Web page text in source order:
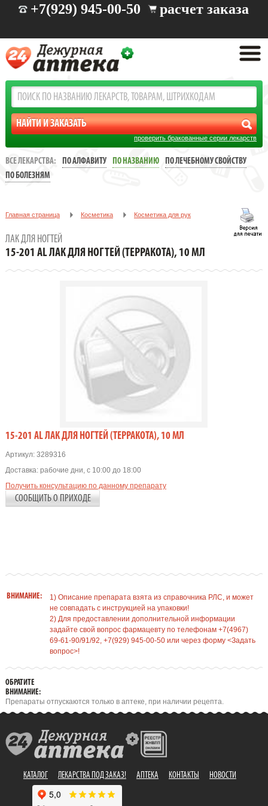
+7(929) 945-00-50 расчет заказа
проверить бракованные серии лекарств
ВСЕ ЛЕКАРСТВА: ПО АЛФАВИТУ ПО НАЗВАНИЮ
ПО ЛЕЧЕБНОМУ СВОЙСТВУ
ПО БОЛЕЗНЯМ
Главная страница Косметика Косметика для рук
ЛАК ДЛЯ НОГТЕЙ
15-201 AL ЛАК ДЛЯ НОГТЕЙ (ТЕРРАКОТА), 10 МЛ
15-201 AL ЛАК ДЛЯ НОГТЕЙ (ТЕРРАКОТА), 10 МЛ
Артикул:3289316
Доставка: рабочие дни, с 10:00 до 18:00
Получить консультацию по данному препарату
СООБЩИТЬ О ПРИХОДЕ
ВНИМАНИЕ:
1) Описание препарата взята из справочника РЛС, и может
не совпадать с инструкцией на упаковки!
2) Для предоставлении дополнительной информации
задайте свой вопрос фармацевту по телефонам +7(4967)
69-61-90/91/92, +7(929) 945-00-50 или через форму <Задать
вопрос>!
ОБРАТИТЕ
ВНИМАНИЕ:
Препараты отпускаются только в аптеке, при наличии рецепта.
КАТАЛОГ ЛЕКАРСТВА ПОД ЗАКАЗ! АПТЕКА КОНТАКТЫ НОВОСТИ